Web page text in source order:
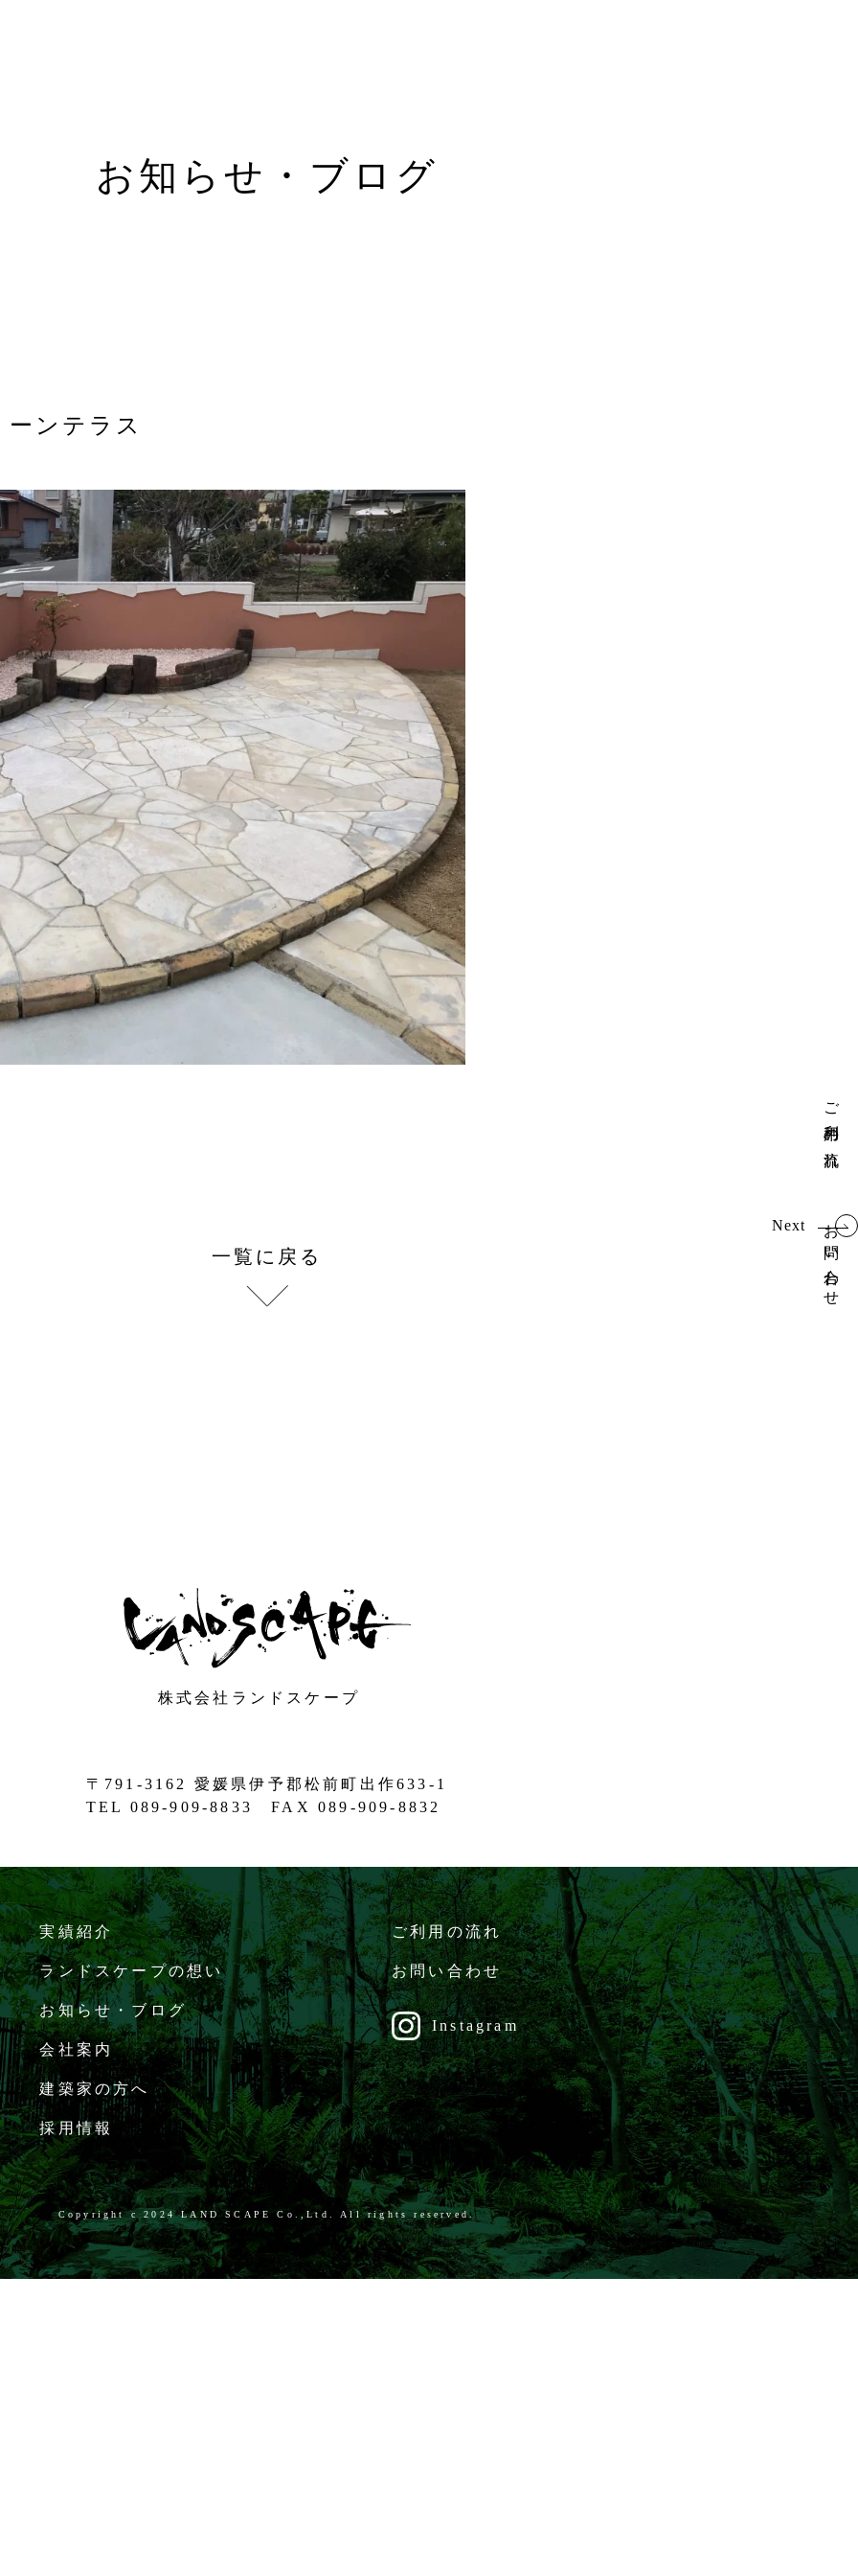
お知らせ・ブログ
ンテラス
Next
一覧に戻る
ご利用の流れ
お問い合わせ
〒791-3162 愛媛県伊予郡松前町出作633-1
TEL 089-909-8833 FAX 089-909-8832
株式会社ランドスケープ
実績紹介
ランドスケープの想い
お知らせ・ブログ
会社案内
建築家の方へ
採用情報
ご利用の流れ
お問い合わせ
Instagram
Copyright c 2024 LAND SCAPE Co.,Ltd. All rights reserved.